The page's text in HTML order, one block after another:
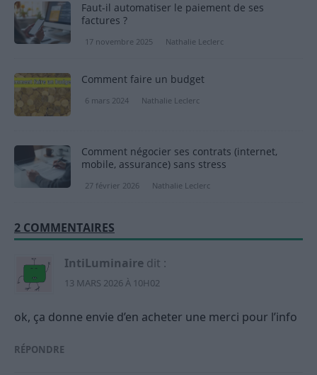
Faut-il automatiser le paiement de ses
factures ?
17 novembre 2025 Nathalie Leclerc
Comment faire un budget
6 mars 2024 Nathalie Leclerc
Comment négocier ses contrats (internet,
mobile, assurance) sans stress
27 février 2026 Nathalie Leclerc
2 COMMENTAIRES
IntiLuminaire dit :
13 MARS 2026 À 10H02
ok, ça donne envie d’en acheter une merci pour l’info
RÉPONDRE